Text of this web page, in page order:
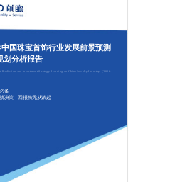
国珠宝首饰行业发展前景预测
划分析报告
Prediction and Investment Strategy Planning on China Jewelry Industry（2026-
备
决策，回报将无从谈起